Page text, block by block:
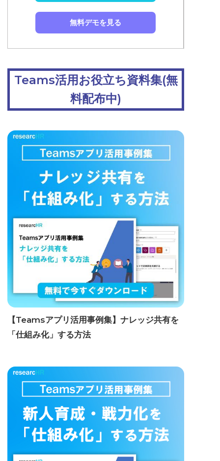
無料デモを見る
Teams活用お役立ち資料集(無
料配布中)
【Teamsアプリ活用事例集】ナレッジ共有を
「仕組み化」する方法